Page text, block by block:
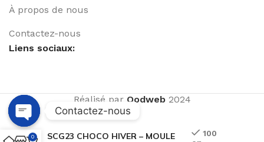
À propos de nous
Contactez-nous
Liens sociaux:
Réalisé par Qodweb2024
SCG23 CHOCO HIVER – MOULE
100
0
Contactez-nous
Open